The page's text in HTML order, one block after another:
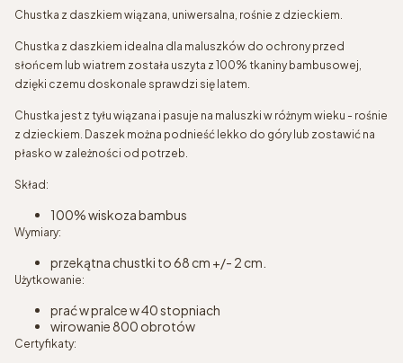
Chustka z daszkiem wiązana, uniwersalna, rośnie z dzieckiem.
Chustka z daszkiem idealna dla maluszków do ochrony przed
słońcem lub wiatrem została uszyta z 100% tkaniny bambusowej,
dzięki czemu doskonale sprawdzi się latem.
Chustka jest z tyłu wiązana i pasuje na maluszki w różnym wieku - rośnie
z dzieckiem. Daszek można podnieść lekko do góry lub zostawić na
płasko w zależności od potrzeb.
Skład:
100% wiskoza bambus
Wymiary:
przekątna chustki to 68 cm +/- 2 cm.
Użytkowanie:
prać w pralce w 40 stopniach
wirowanie 800 obrotów
Certyfikaty: